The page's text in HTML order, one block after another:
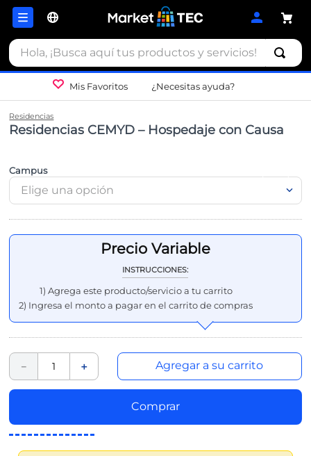
Hola, ¡Busca aquí tus productos y servicios!
Mis Favoritos ¿Necesitas ayuda?
Residencias
Residencias CEMYD – Hospedaje con Causa
Campus
Elige una opción
INSTRUCCIONES:
1) Agrega este producto/servicio a tu carrito
2) Ingresa el monto a pagar en el carrito de compras
＋
－ Agregar a su carrito
Comprar